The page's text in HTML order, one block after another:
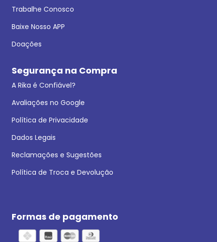
Trabalhe Conosco
Baixe Nosso APP
Doações
Segurança na Compra
A Rika é Confiável?
Avaliações no Google
Política de Privacidade
Dados Legais
Reclamações e Sugestões
Política de Troca e Devolução
Formas de pagamento